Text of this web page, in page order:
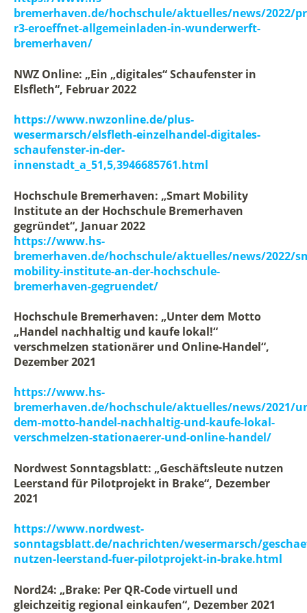
bremerhaven.de/hochschule/aktuelles/news/2022/
r3-eroeffnet-allgemeinladen-in-wunderwerft-
bremerhaven/
NWZ Online: „Ein „digitales“ Schaufenster in
Elsfleth“, Februar 2022
https://www.nwzonline.de/plus-
wesermarsch/elsfleth-einzelhandel-digitales-
schaufenster-in-der-
innenstadt_a_51,5,3946685761.html
Hochschule Bremerhaven: „Smart Mobility
Institute an der Hochschule Bremerhaven
gegründet“, Januar 2022
https://www.hs-
bremerhaven.de/hochschule/aktuelles/news/2022/
mobility-institute-an-der-hochschule-
bremerhaven-gegruendet/
Hochschule Bremerhaven: „Unter dem Motto
„Handel nachhaltig und kaufe lokal!“
verschmelzen stationärer und Online-Handel“,
Dezember 2021
https://www.hs-
bremerhaven.de/hochschule/aktuelles/news/2021/
dem-motto-handel-nachhaltig-und-kaufe-lokal-
verschmelzen-stationaerer-und-online-handel/
Nordwest Sonntagsblatt: „Geschäftsleute nutzen
Leerstand für Pilotprojekt in Brake“, Dezember
2021
https://www.nordwest-
sonntagsblatt.de/nachrichten/wesermarsch/
nutzen-leerstand-fuer-pilotprojekt-in-brake.html
Nord24: „Brake: Per QR-Code virtuell und
gleichzeitig regional einkaufen“, Dezember 2021